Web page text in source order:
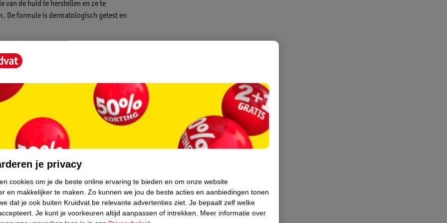
van de huid te herstellen en ze te
De formule is dermatologisch getest en
je privacy
cookies om je de beste online ervaring te bieden en om onze website
en makkelijker te maken. Zo kunnen we jou de beste acties en aanbiedingen tonen
dat je ook buiten Kruidvat.be relevante advertenties ziet. Je bepaalt zelf welke
Je kunt je voorkeuren altijd aanpassen of intrekken. Meer informatie over